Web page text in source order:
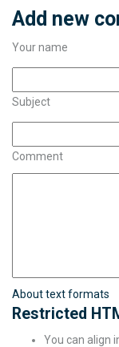
Add new
Your name
Subject
Comment
About text formats
Restricted
You can align